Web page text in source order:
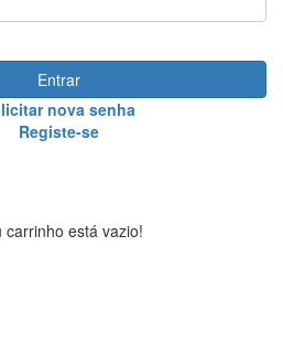
Entrar
nova senha
Registe-se
carrinho está vazio!